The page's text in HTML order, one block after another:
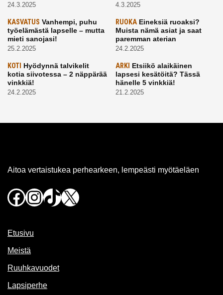
24.3.2025 4.3.2025
KASVATUS Vanhempi, puhu
työelämästä lapselle – mutta
mieti sanojasi!
25.2.2025
RUOKAEineksiä ruoaksi?
Muista nämä asiat ja saat
paremman aterian
24.2.2025
KOTI Hyödynnä talvikelit
kotia siivotessa – 2 näppärää
vinkkiä!
24.2.2025
ARKI Etsiikö alaikäinen
lapsesi kesätöitä? Tässä
hänelle 5 vinkkiä!
21.2.2025
Aitoa vertaistukea perhearkeen, lempeästi myötäeläen
Facebook
Instagram
TikTok
X
Etusivu
Meistä
Ruuhkavuodet
Lapsiperhe